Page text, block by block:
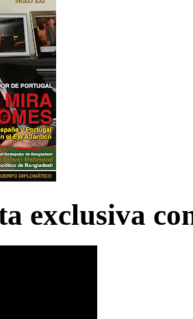
exclusiva